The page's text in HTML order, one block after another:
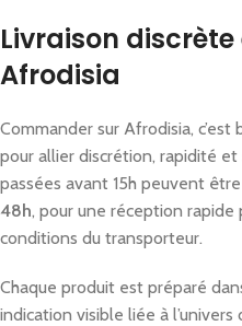
Livraison
Afrodisia
Commander sur Afrodisia, c’est
pour allier discrétion, rapidité
passées avant 15h peuvent
48h, pour une réception
conditions du transporteur.
Chaque produit est préparé
indication visible liée à